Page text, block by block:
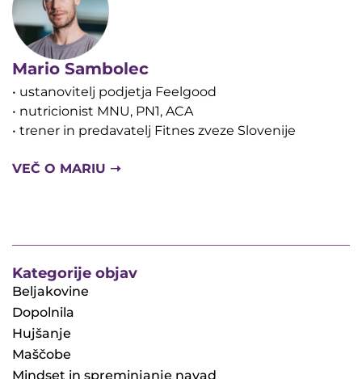
Mario Sambolec
• ustanovitelj podjetja Feelgood
• nutricionist MNU, PN1, ACA
• trener in predavatelj Fitnes zveze Slovenije
VEČ O MARIU ➝
Kategorije objav
Beljakovine
Dopolnila
Hujšanje
Maščobe
Mindset in spreminjanje navad